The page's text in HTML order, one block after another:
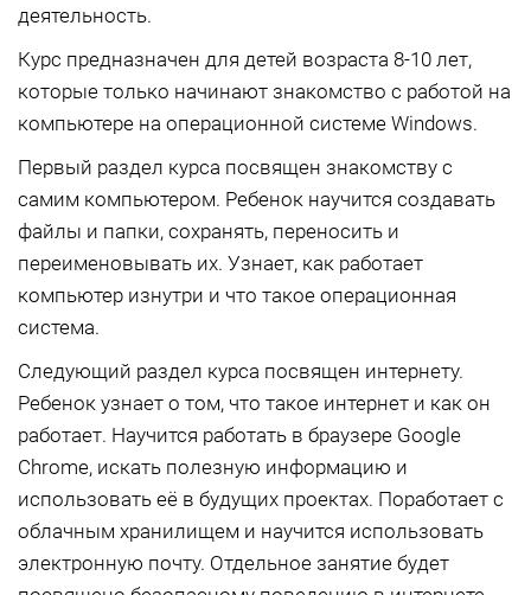
деятельность.
Курс предназначен для детей возраста 8-10 лет,
которые только начинают знакомство с работой на
компьютере на операционной системе Windows.
Первый раздел курса посвящен знакомству с
самим компьютером. Ребенок научится создавать
файлы и папки, сохранять, переносить и
переименовывать их. Узнает, как работает
компьютер изнутри и что такое операционная
система.
Следующий раздел курса посвящен интернету.
Ребенок узнает о том, что такое интернет и как он
работает. Научится работать в браузере Google
Chrome, искать полезную информацию и
использовать её в будущих проектах. Поработает с
облачным хранилищем и научится использовать
электронную почту. Отдельное занятие будет